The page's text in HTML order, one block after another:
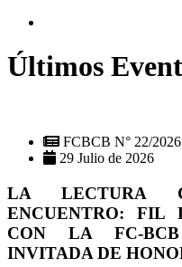
Últimos
FCBCB N° 22/2026
29 Julio de 2026
LA LECTURA
ENCUENTRO: FIL
CON LA FC-
INVITADA DE